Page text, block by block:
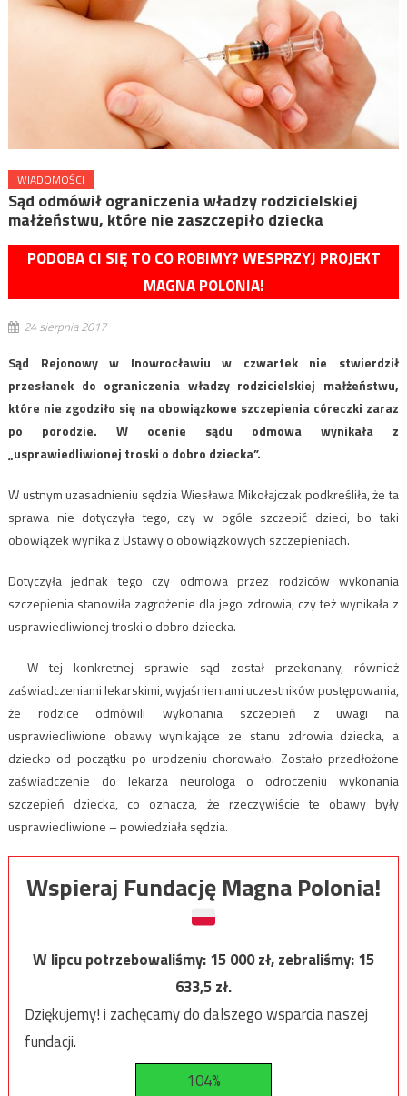
WIADOMOŚCI
Sąd odmówił ograniczenia władzy rodzicielskiej
małżeństwu, które nie zaszczepiło dziecka
PODOBA CI SIĘ TO CO ROBIMY? WESPRZYJ PROJEKT
MAGNA POLONIA!
24 sierpnia 2017
Sąd Rejonowy w Inowrocławiu w czwartek nie stwierdził
przesłanek do ograniczenia władzy rodzicielskiej małżeństwu,
które nie zgodziło się na obowiązkowe szczepienia córeczki zaraz
po porodzie. W ocenie sądu odmowa wynikała z
„usprawiedliwionej troski o dobro dziecka”.
W ustnym uzasadnieniu sędzia Wiesława Mikołajczak podkreśliła, że ta
sprawa nie dotyczyła tego, czy w ogóle szczepić dzieci, bo taki
obowiązek wynika z Ustawy o obowiązkowych szczepieniach.
Dotyczyła jednak tego czy odmowa przez rodziców wykonania
szczepienia stanowiła zagrożenie dla jego zdrowia, czy też wynikała z
usprawiedliwionej troski o dobro dziecka.
– W tej konkretnej sprawie sąd został przekonany, również
zaświadczeniami lekarskimi, wyjaśnieniami uczestników postępowania,
że rodzice odmówili wykonania szczepień z uwagi na
usprawiedliwione obawy wynikające ze stanu zdrowia dziecka, a
dziecko od początku po urodzeniu chorowało. Zostało przedłożone
zaświadczenie do lekarza neurologa o odroczeniu wykonania
szczepień dziecka, co oznacza, że rzeczywiście te obawy były
usprawiedliwione – powiedziała sędzia.
Wspieraj Fundację Magna Polonia!
W lipcu potrzebowaliśmy:15 000zł, zebraliśmy:15
633,5zł.
Dziękujemy! i zachęcamy do dalszego wsparcia naszej
fundacji.
104%